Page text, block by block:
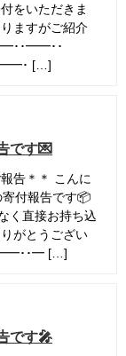
をいただきま
ますがご紹介
･･━━･･
･ […]
です💌
告＊＊ こんに
付報告です📦
く直接お持ち込
がとうござい
･･━ […]
です🎤